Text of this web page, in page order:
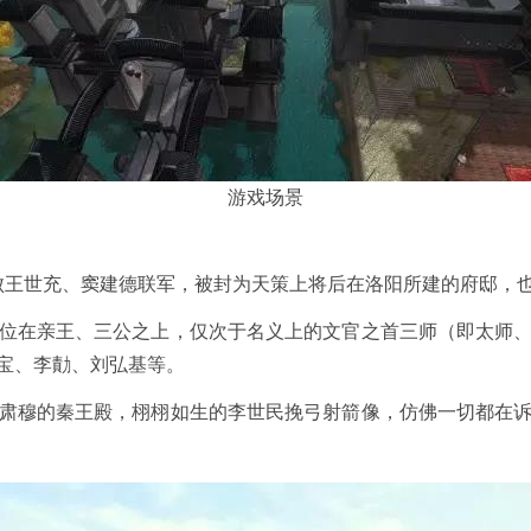
游戏场景
充、窦建德联军，被封为天策上将后在洛阳所建的府邸，
王、三公之上，仅次于名义上的文官之首三师（即太师
李勣、刘弘基等。
秦王殿，栩栩如生的李世民挽弓射箭像，仿佛一切都在